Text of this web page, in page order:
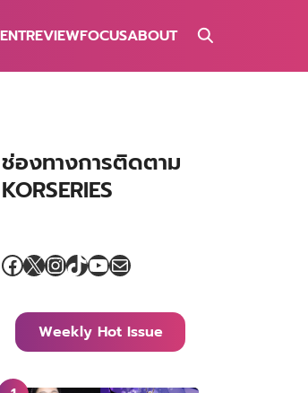
REVIEWFOCUSABOUT
ช่องทางการติดตาม
KORSERIES
Facebook
X Instagram
TikTok
YouTube
Mail
Weekly Hot Issue